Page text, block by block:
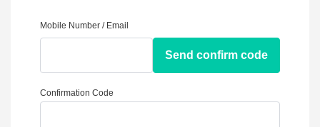
Mobile Number / Email
Send confirm code
Confirmation Code